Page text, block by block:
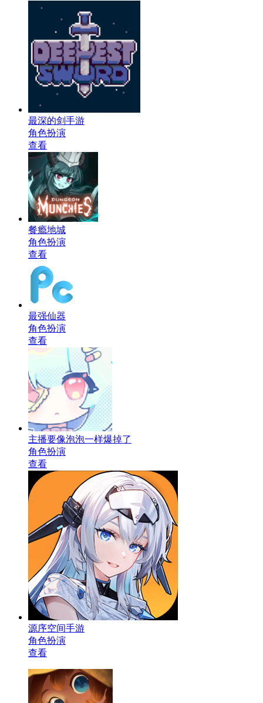
最深的剑手游
角色扮演
查看
餐瘾地城
角色扮演
查看
最强仙器
角色扮演
查看
主播要像泡泡一样爆掉了
角色扮演
查看
源序空间手游
角色扮演
查看